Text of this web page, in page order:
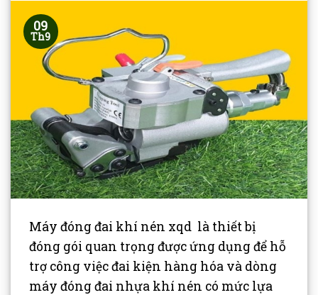
09
Th9
Máy đóng đai khí nén xqd là thiết bị
đóng gói quan trọng được ứng dụng để hỗ
trợ công việc đai kiện hàng hóa và dòng
máy đóng đai nhựa khí nén có mức lựa